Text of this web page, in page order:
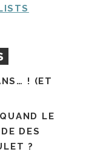
! (ET
LE
DES
?